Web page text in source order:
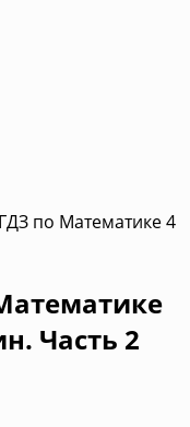
по Математике 4
Часть 2